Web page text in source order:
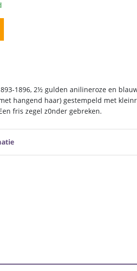
1896, 2½ gulden anilineroze en
hangend haar) gestempeld met
fris zegel z0nder gebreken.